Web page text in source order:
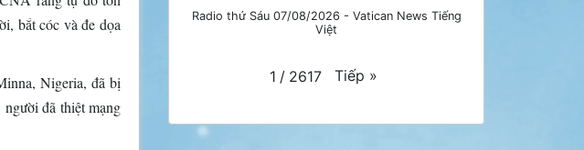
bắt cóc và đe dọa
Nigeria, đã bị
đã thiệt mạng
Radio thứ Sáu 07/08/2026 - Vatican News Tiếng
Việt
1 / 2617 Tiếp »